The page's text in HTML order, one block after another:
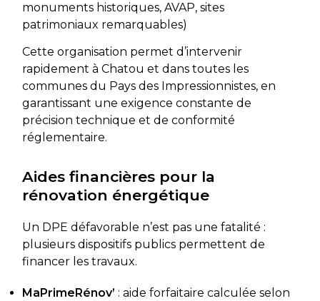
monuments historiques, AVAP, sites
patrimoniaux remarquables)
Cette organisation permet d’intervenir
rapidement à Chatou et dans toutes les
communes du Pays des Impressionnistes, en
garantissant une exigence constante de
précision technique et de conformité
réglementaire.
Aides financières pour la
rénovation énergétique
Un DPE défavorable n’est pas une fatalité :
plusieurs dispositifs publics permettent de
financer les travaux.
MaPrimeRénov’ : aide forfaitaire calculée selon